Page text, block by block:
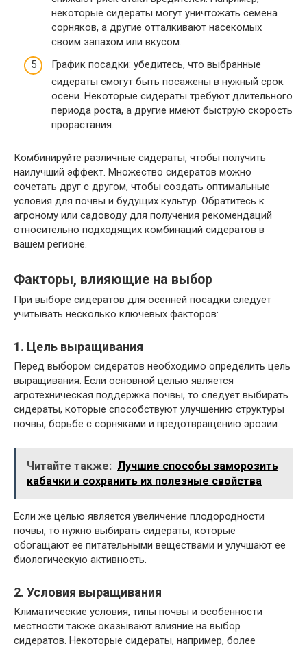
некоторые сидераты могут уничтожать семена
сорняков, а другие отталкивают насекомых
своим запахом или вкусом.
График посадки: убедитесь, что выбранные
сидераты смогут быть посажены в нужный срок
осени. Некоторые сидераты требуют длительного
периода роста, а другие имеют быструю скорость
прорастания.
Комбинируйте различные сидераты, чтобы получить
наилучший эффект. Множество сидератов можно
сочетать друг с другом, чтобы создать оптимальные
условия для почвы и будущих культур. Обратитесь к
агроному или садоводу для получения рекомендаций
относительно подходящих комбинаций сидератов в
вашем регионе.
Факторы, влияющие на выбор
При выборе сидератов для осенней посадки следует
учитывать несколько ключевых факторов:
1. Цель выращивания
Перед выбором сидератов необходимо определить цель
выращивания. Если основной целью является
агротехническая поддержка почвы, то следует выбирать
сидераты, которые способствуют улучшению структуры
почвы, борьбе с сорняками и предотвращению эрозии.
Читайте также: Лучшие способы заморозить
кабачки и сохранить их полезные свойства
Если же целью является увеличение плодородности
почвы, то нужно выбирать сидераты, которые
обогащают ее питательными веществами и улучшают ее
биологическую активность.
2. Условия выращивания
Климатические условия, типы почвы и особенности
местности также оказывают влияние на выбор
сидератов. Некоторые сидераты, например, более